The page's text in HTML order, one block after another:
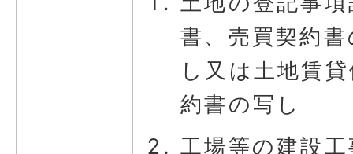
書、売買契約
し又は土地賃
約書の写し
工場等の建設